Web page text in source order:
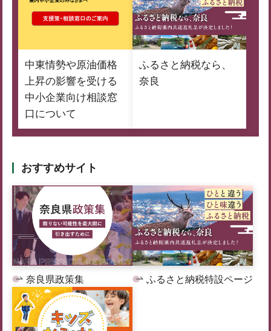
中東情勢や原油価格
上昇の影響を受ける
中小企業向け相談窓
口について
ふるさと納税なら、
奈良
おすすめサイト
奈良県政策集 ふるさと納税特設ページ